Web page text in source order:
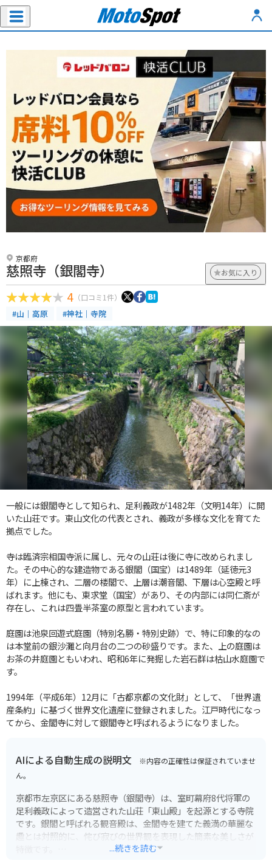
京都府
慈照寺（銀閣寺） お気に入り
4 （口コミ1件）
#山｜高原 #神社｜寺院
一般には銀閣寺として知られ、足利義政が1482年（文明14年）に開
いた山荘です。東山文化の代表とされ、義政が多様な文化を育てた
拠点でした。
寺は臨済宗相国寺派に属し、元々の山荘は後に寺に改められまし
た。その中心的な建造物である銀閣（国宝）は1489年（延徳元3
年）に上棟され、二層の楼閣で、上層は潮音閣、下層は心空殿と呼
ばれます。他にも、東求堂（国宝）があり、その内部には同仁斎が
存在し、これは四畳半茶室の原型と言われています。
庭園は池泉回遊式庭園（特別名勝・特別史跡）で、特に印象的なの
は本堂前の銀沙灘と向月台の二つの砂盛りです。また、上の庭園は
お茶の井庭園ともいわれ、昭和6年に発掘した岩石群は枯山水庭園で
す。
1994年（平成6年）12月に「古都京都の文化財」として、「世界遺
産条約」に基づく世界文化遺産に登録されました。江戸時代になっ
てから、金閣寺に対して銀閣寺と呼ばれるようになりました。
AIによる自動生成の説明文 ※内容の正確性は保証されていませ
ん。
京都市左京区にある慈照寺（銀閣寺）は、室町幕府8代将軍の
足利義政によって造営された山荘「東山殿」を起源とする寺院
です。銀閣と呼ばれる観音殿は、金閣寺を建てた義満の華麗な
趣とは対照的に、侘び寂びの世界観を表現した簡素な美しさが
...続きを読む